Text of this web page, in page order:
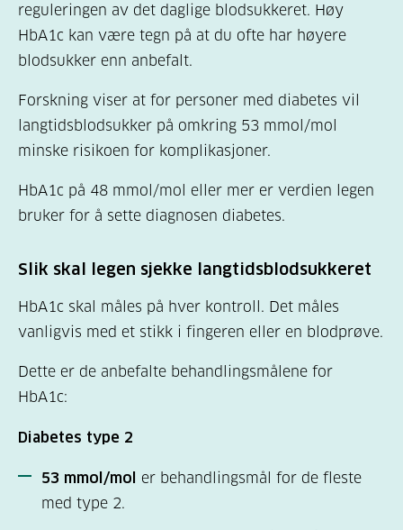
reguleringen av det daglige blodsukkeret. Høy
HbA1c kan være tegn på at du ofte har høyere
blodsukker enn anbefalt.
Forskning viser at for personer med diabetes vil
langtidsblodsukker på omkring 53 mmol/mol
minske risikoen for komplikasjoner.
HbA1c på 48 mmol/mol eller mer er verdien legen
bruker for å sette diagnosen diabetes.
Slik skal legen sjekke langtidsblodsukkeret
HbA1c skal måles på hver kontroll. Det måles
vanligvis med et stikk i fingeren eller en blodprøve.
Dette er de anbefalte behandlingsmålene for
HbA1c:
Diabetes type 2
53 mmol/mol
er behandlingsmål for de fleste
med type 2.